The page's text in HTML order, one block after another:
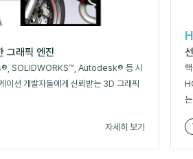
그래픽 엔진
SOLIDWORKS™, Autodesk® 등 시
이션 개발자들에게 신뢰받는 3D 그래픽
자세히 보기